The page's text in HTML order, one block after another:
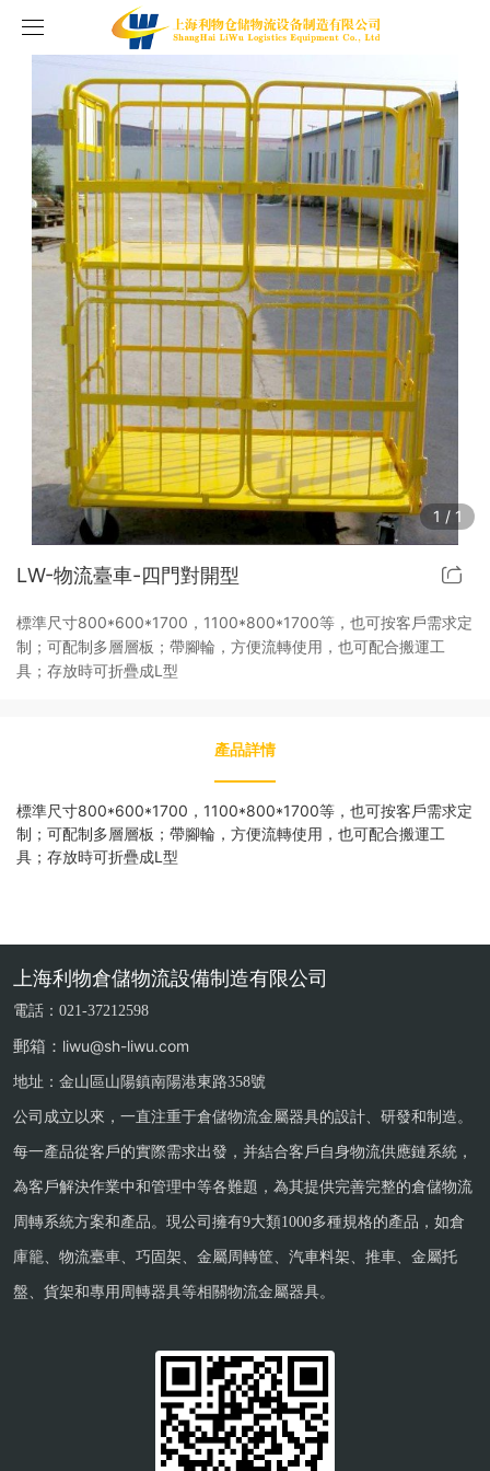
首頁
產品中心
倉庫籠
物流臺車
巧固架
金屬周轉筐
汽車料架
推車
金屬托盤
貨架
新聞中心
公司新聞
行業新聞
案例展示
工程案例
關于我們
聯系我們
1 / 1
LW-物流臺車-四門對開型
標準尺寸800*600*1700，1100*800*1700等，也可按客戶需求定
制；可配制多層層板；帶腳輪，方便流轉使用，也可配合搬運工
具；存放時可折疊成L型
產品詳情
標準尺寸800*600*1700，1100*800*1700等，也可按客戶需求定
制；可配制多層層板；帶腳輪，方便流轉使用，也可配合搬運工
具；存放時可折疊成L型
上海利物倉儲物流設備制造有限公司
電話：021-37212598
郵箱： liwu@sh-liwu.com
地址：金山區山陽鎮南陽港東路358號
公司成立以來，一直注重于倉儲物流金屬器具的設計、研發和制造。
每一產品從客戶的實際需求出發，并結合客戶自身物流供應鏈系統，
為客戶解決作業中和管理中等各難題，為其提供完善完整的倉儲物流
周轉系統方案和產品。現公司擁有9大類1000多種規格的產品，如倉
庫籠、物流臺車、巧固架、金屬周轉筐、汽車料架、推車、金屬托
盤、貨架和專用周轉器具等相關物流金屬器具。